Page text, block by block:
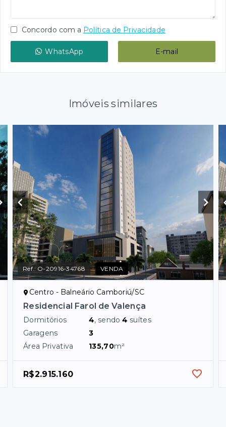
Concordo com a Política de Privacidade
WhatsApp E-mail
Imóveis similares
Ref.: O-20916-34768 VENDA
Centro - Balneário Camboriú/SC
Residencial Farol de Valença
Dormitórios 4, sendo4 suítes
Garagens
3
Área Privativa
135,70m²
R$2.915.160